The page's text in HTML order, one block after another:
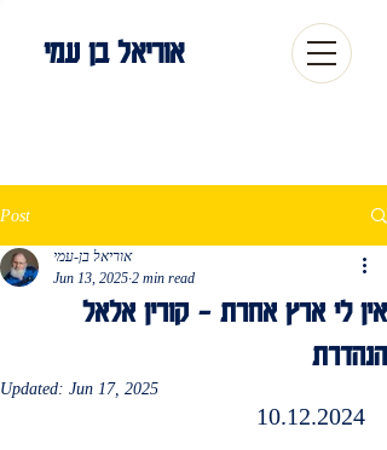
אוריאל בן עמי
Post
אין לי ארץ אחרת – קורין אלאל
הנהדרת
אוריאל בן-עמי
Jun 13, 2025 2 min read
Updated: Jun 17, 2025
10.12.2024